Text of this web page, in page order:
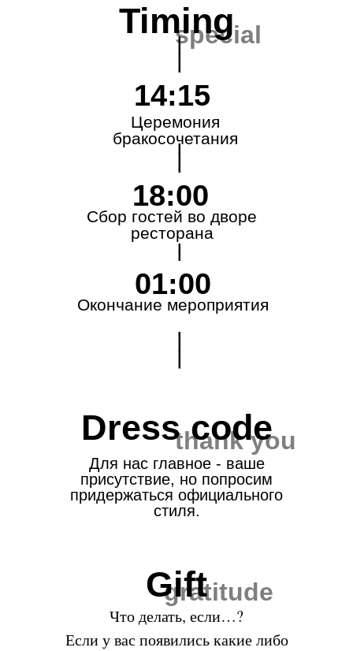
____________________
14:15
Timing
16:30-
17:00
Церемония
бракосочетания
special
18:00
Сбор гостей во дворе
ресторана
01:00
Окончание мероприятия
Dress code
Для нас главное - ваше
присутствие, но попросим
придержаться официального
стиля.
thank you
Gift
Что делать, если…?
Если у вас появились какие либо
gratitude